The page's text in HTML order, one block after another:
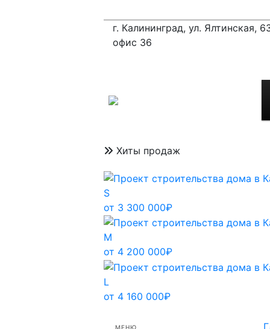
г. Калининград, ул. Ялтинская,
офис 36
Хиты продаж
S
от 3 300 000₽
M
от 4 200 000₽
L
от 4 160 000₽
МЕНЮ